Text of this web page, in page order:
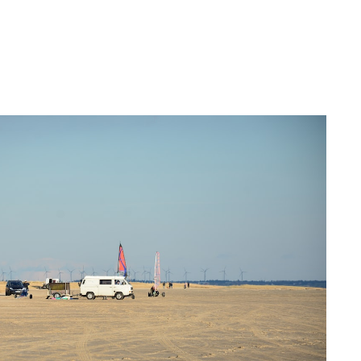
eine Partner-Provision.